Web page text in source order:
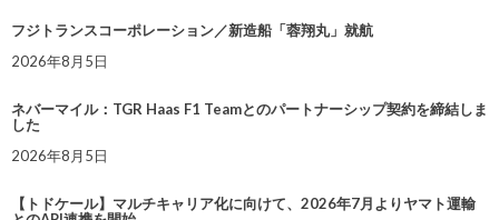
フジトランスコーポレーション／新造船「蓉翔丸」就航
2026年8月5日
ネバーマイル：TGR Haas F1 Teamとのパートナーシップ契約を締結しま
した
2026年8月5日
【トドケール】マルチキャリア化に向けて、2026年7月よりヤマト運輸